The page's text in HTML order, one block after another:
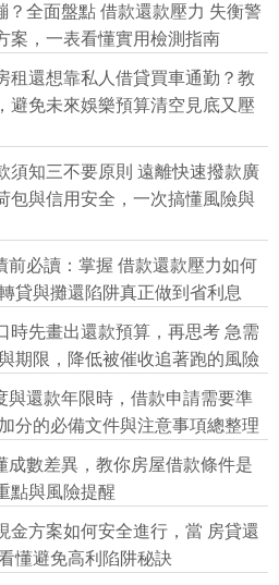
？全面盤點 借款還款壓力 失衡警
案，一表看懂實用檢測指南
租還想靠私人借貸買車通勤？教
避免未來娛樂預算清空見底又壓
須知三不要原則 遠離快速撥款廣
包與信用安全，一次搞懂風險與
前必讀：掌握 借款還款壓力如何
貸與攤還陷阱真正做到省利息
時先畫出還款預算，再思考 急需
期限，降低被催收追著跑的風險
與還款年限時，借款申請需要準
分的必備文件與注意事項總整理
成數差異，教你房屋借款條件是
點與風險提醒
金方案如何安全進行，當 房貸還
懂避免高利陷阱秘訣